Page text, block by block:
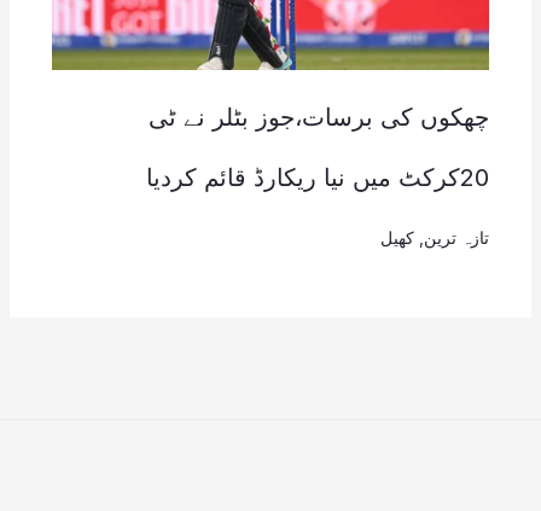
چھکوں کی برسات،جوز بٹلر نے ٹی
20کرکٹ میں نیا ریکارڈ قائم کردیا
تازہ ترین کھیل